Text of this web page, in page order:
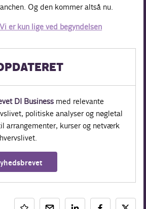
Og den kommer altså nu.
er kun lige ved begyndelsen
DI Business med relevante
politiske analyser og nøgletal
arrangementer, kurser og netværk